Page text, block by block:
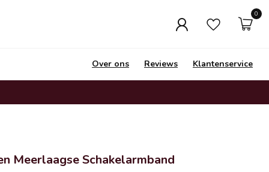
0
Over ons Reviews Klantenservice
Meerlaagse Schakelarmband